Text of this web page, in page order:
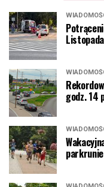
godz. 14